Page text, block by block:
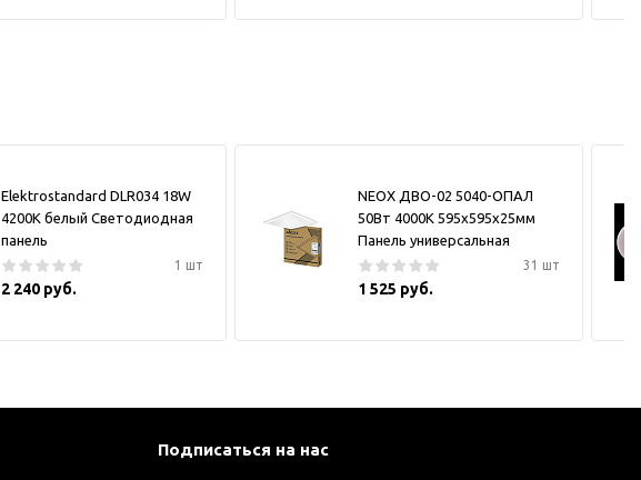
Elektrostandard DLR034 18W
4200K белый Светодиодная
панель
1 шт
2 240 руб.
NEOX ДВО-02 5040-ОПАЛ
50Вт 4000К 595х595х25мм
Панель универсальная
31 шт
1 525 руб.
Подписаться на нас